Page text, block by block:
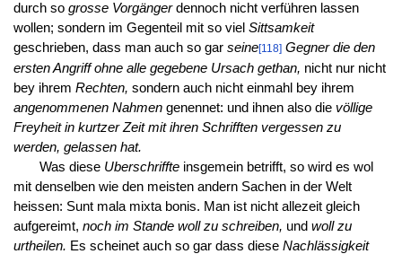
durch sogrosse Vorgängerdennoch nicht verführen lassen
wollen; sondern im Gegenteil mit so viel Sittsamkeit
geschrieben, dass man auch so gar seine[118]Gegner die den
ersten Angriff ohne alle gegebene Ursach gethan, nicht nur nicht
bey ihrem Rechten, sondern auch nicht einmahl bey ihrem
angenommenen Nahmengenennet: und ihnen also die völlige
Freyheit in kurtzer Zeit mit ihren Schrifften vergessen zu
werden, gelassen hat.
Was diese Uberschriffteinsgemein betrifft, so wird es wol
mit denselben wie den meisten andern Sachen in der Welt
heissen: Sunt mala mixta bonis. Man ist nicht allezeit gleich
aufgereimt, noch im Stande woll zu schreiben, und woll zu
urtheilen. Es scheinet auch so gar dass diese Nachlässigkeit